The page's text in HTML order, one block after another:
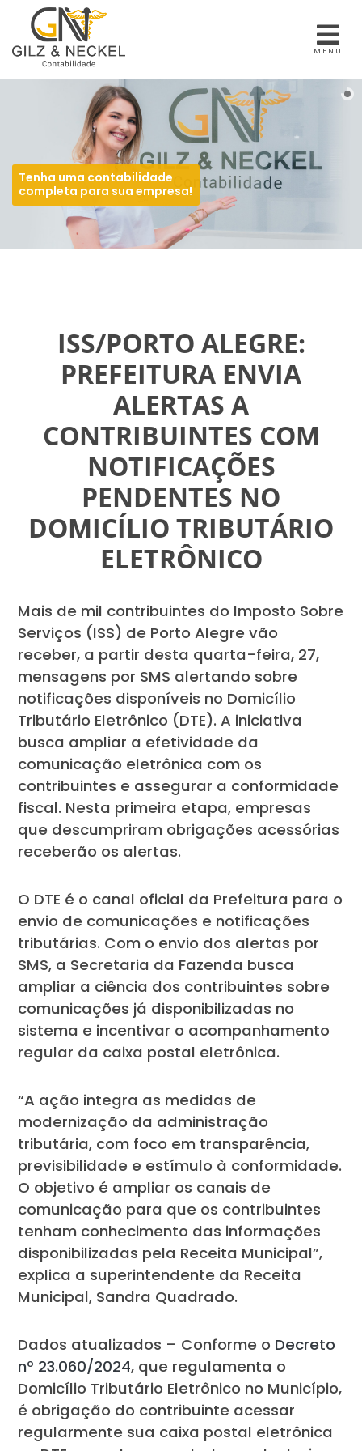
MENU
Tenha uma contabilidade
completa para sua empresa!
ISS/PORTO ALEGRE:
PREFEITURA ENVIA
ALERTAS A
CONTRIBUINTES COM
NOTIFICAÇÕES
PENDENTES NO
DOMICÍLIO TRIBUTÁRIO
ELETRÔNICO
Mais de mil contribuintes do Imposto Sobre
Serviços (ISS) de Porto Alegre vão
receber, a partir desta quarta-feira, 27,
mensagens por SMS alertando sobre
notificações disponíveis no Domicílio
Tributário Eletrônico (DTE). A iniciativa
busca ampliar a efetividade da
comunicação eletrônica com os
contribuintes e assegurar a conformidade
fiscal. Nesta primeira etapa, empresas
que descumpriram obrigações acessórias
receberão os alertas.
O DTE é o canal oficial da Prefeitura para o
envio de comunicações e notificações
tributárias. Com o envio dos alertas por
SMS, a Secretaria da Fazenda busca
ampliar a ciência dos contribuintes sobre
comunicações já disponibilizadas no
sistema e incentivar o acompanhamento
regular da caixa postal eletrônica.
“A ação integra as medidas de
modernização da administração
tributária, com foco em transparência,
previsibilidade e estímulo à conformidade.
O objetivo é ampliar os canais de
comunicação para que os contribuintes
tenham conhecimento das informações
disponibilizadas pela Receita Municipal”,
explica a superintendente da Receita
Municipal, Sandra Quadrado.
Dados atualizados – Conforme o Decreto
nº 23.060/2024, que regulamenta o
Domicílio Tributário Eletrônico no Município,
é obrigação do contribuinte acessar
regularmente sua caixa postal eletrônica